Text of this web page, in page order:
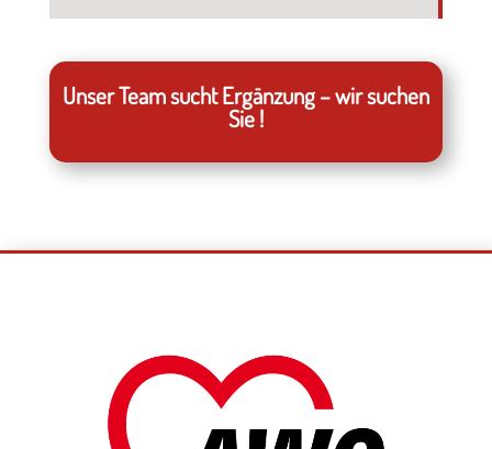
Unser Team sucht Ergänzung – wir suchen
Sie !